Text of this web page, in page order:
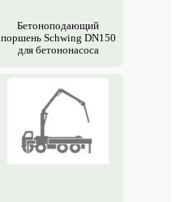
Бетоноподающий
поршень Schwing DN150
для бетононасоса